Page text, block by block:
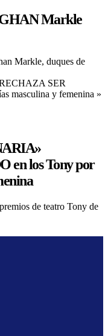
Markle
Markle, duques de
en los Tony por
de teatro Tony de